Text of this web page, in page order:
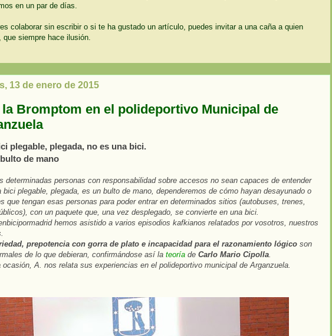
en un par de días.
colaborar sin escribir o si te ha gustado un artículo, puedes invitar a una caña a quien
que siempre hace ilusión.
13 de enero de 2015
la Bromptom en el polideportivo Municipal de
plegable, plegada, no es una bici.
de mano
determinadas personas con responsabilidad sobre accesos no sean capaces de entender
bici plegable, plegada, es un bulto de mano, dependeremos de cómo hayan desayunado o
que tengan esas personas para poder entrar en determinados sitios (autobuses, trenes,
con un paquete que, una vez desplegado, se convierte en una bici.
hemos asistido a varios episodios kafkianos relatados por vosotros, nuestros
prepotencia con gorra de plato e incapacidad para el razonamiento lógico son
de lo que debieran, confirmándose así la teoría de Carlo Mario Cipolla
ocasión, A. nos relata sus experiencias en el polideportivo municipal de Arganzuela.